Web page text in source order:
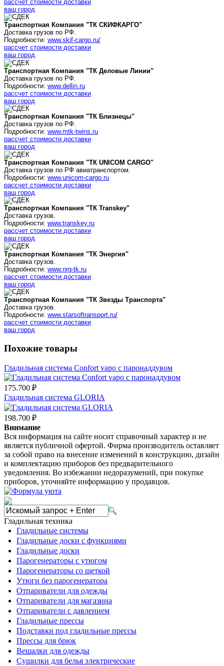
рассчет стоимости доставки
ваш город
Транспортная Компания "ТК СКИФКАРГО"
Доставка грузов по РФ.
Подробности: www.skif-cargo.ru/
рассчет стоимости доставки
ваш город
Транспортная Компания "ТК Деловые Линии"
Доставка грузов по РФ.
Подробности: www.dellin.ru
рассчет стоимости доставки
ваш город
Транспортная Компания "ТК Близнецы"
Доставка грузов по РФ.
Подробности: www.mtk-twins.ru
рассчет стоимости доставки
ваш город
Транспортная Компания "ТК UNICOM CARGO"
Доставка грузов по РФ авиатранспортом.
Подробности: www.unicom-cargo.ru
рассчет стоимости доставки
ваш город
Транспортная Компания "ТК Transkey"
Доставка грузов.
Подробности: www.transkey.ru
рассчет стоимости доставки
ваш город
Транспортная Компания "ТК Энергия"
Доставка грузов.
Подробности: www.nrg-tk.ru
рассчет стоимости доставки
ваш город
Транспортная Компания "ТК Звезды Транспорта"
Доставка грузов.
Подробности: www.starsoftransport.ru/
рассчет стоимости доставки
ваш город
Похожие товары
Гладильная система Confort vapo с паронаддувом
175.700 ₽
Гладильная система GLORIA
198.700 ₽
Внимание
Вся информация на сайте носит справочный характер и не
является публичной офертой. Фирма производитель оставляет
за собой право на внесение изменений в конструкцию, дизайн
и комплектацию приборов без предварительного
уведомления. Во избежании недоразумений, при покупке
приборов, уточняйте информацию у продавцов.
Гладильная техника
Гладильные системы
Гладильные доски с функциями
Гладильные доски
Парогенераторы с утюгом
Парогенераторы со щеткой
Утюги без парогенератора
Отпариватели для одежды
Отпариватели для магазина
Отпариватели с давлением
Гладильные прессы
Подставки под гладильные прессы
Прессы для брюк
Вешалки для одежды
Сушилки для белья электрические